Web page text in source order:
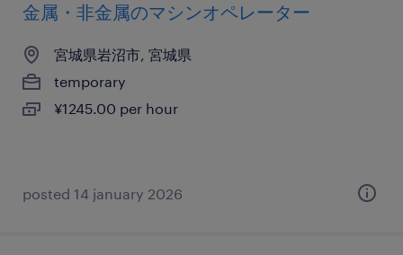
金属・非金属のマシンオペレーター
宮城県岩沼市, 宮城県
temporary
¥1245.00 per hour
posted 14 january 2026